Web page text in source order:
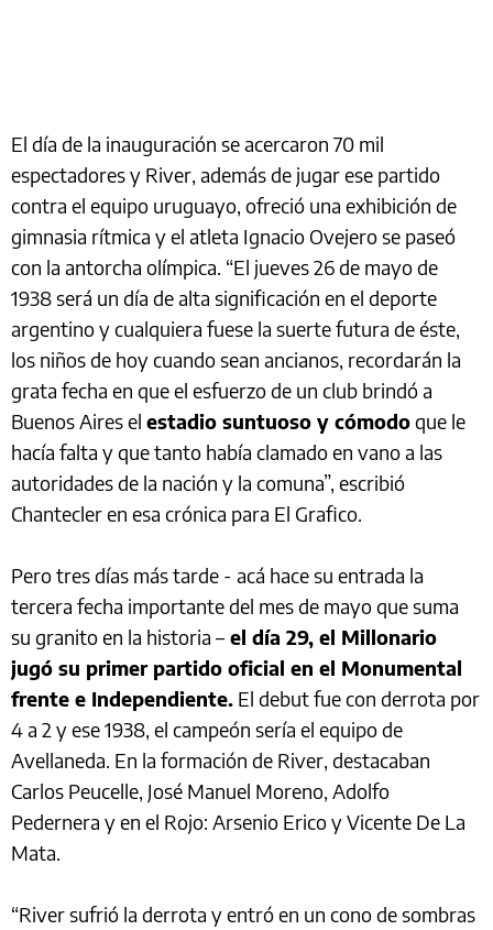
El día de la inauguración se acercaron 70 mil
espectadores y River, además de jugar ese partido
contra el equipo uruguayo, ofreció una exhibición de
gimnasia rítmica y el atleta Ignacio Ovejero se paseó
con la antorcha olímpica. “El jueves 26 de mayo de
1938 será un día de alta significación en el deporte
argentino y cualquiera fuese la suerte futura de éste,
los niños de hoy cuando sean ancianos, recordarán la
grata fecha en que el esfuerzo de un club brindó a
Buenos Aires el estadio suntuoso y cómodoque le
hacía falta y que tanto había clamado en vano a las
autoridades de la nación y la comuna”, escribió
Chantecler en esa crónica para El Grafico.
Pero tres días más tarde - acá hace su entrada la
tercera fecha importante del mes de mayo que suma
su granito en la historia –el día 29, el Millonario
jugó su primer partido oficial en el Monumental
frente e Independiente. El debut fue con derrota por
4 a 2 y ese 1938, el campeón sería el equipo de
Avellaneda. En la formación de River, destacaban
Carlos Peucelle, José Manuel Moreno, Adolfo
Pedernera y en el Rojo: Arsenio Erico y Vicente De La
Mata.
“River sufrió la derrota y entró en un cono de sombras